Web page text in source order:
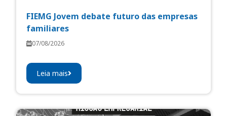
FIEMG Jovem debate futuro das empresas
familiares
07/08/2026
Leia mais